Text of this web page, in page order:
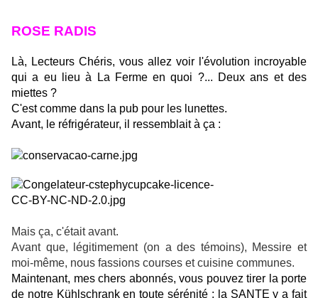
ROSE RADIS
Là, Lecteurs Chéris, vous allez voir l'évolution incroyable
qui a eu lieu à La Ferme en quoi ?... Deux ans et des
miettes ?
C'est comme dans la pub pour les lunettes.
Avant, le réfrigérateur, il ressemblait à ça :
Mais ça, c'était avant.
Avant que, légitimement (on a des témoins), Messire et
moi-même, nous fassions courses et cuisine communes.
Maintenant, mes chers abonnés, vous pouvez tirer la porte
de notre Kühlschrank en toute sérénité : la SANTE y a fait